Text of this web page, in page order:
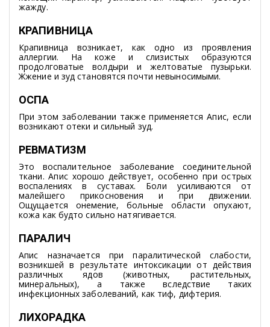
жажду.
КРАПИВНИЦА
Крапивница возникает, как одно из проявления
аллергии. На коже и слизистых образуются
продолговатые волдыри и желтоватые пузырьки.
Жжение и зуд становятся почти невыносимыми.
ОСПА
При этом заболевании также применяется Апис, если
возникают отеки и сильный зуд.
РЕВМАТИЗМ
Это воспалительное заболевание соединительной
ткани. Апис хорошо действует, особенно при острых
воспалениях в суставах. Боли усиливаются от
малейшего прикосновения и при движении.
Ощущается онемение, больные области опухают,
кожа как будто сильно натягивается.
ПАРАЛИЧ
Апис назначается при паралитической слабости,
возникшей в результате интоксикации от действия
различных ядов (животных, растительных,
минеральных), а также вследствие таких
инфекционных заболеваний, как тиф, дифтерия.
ЛИХОРАДКА